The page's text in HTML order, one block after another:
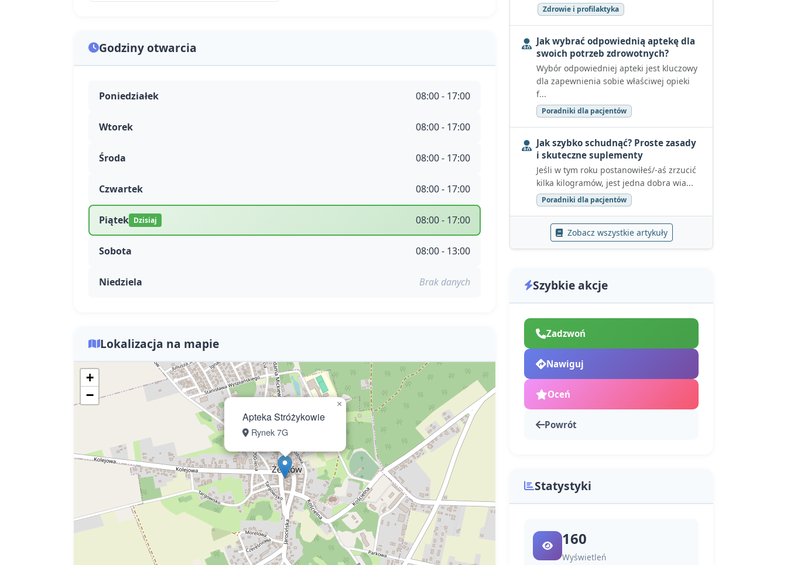
Godziny otwarcia
Poniedziałek 08:00 - 17:00
Wtorek 08:00 - 17:00
Środa 08:00 - 17:00
Czwartek 08:00 - 17:00
Piątek Dzisiaj 08:00 - 17:00
Sobota 08:00 - 13:00
Niedziela Brak danych
Lokalizacja na mapie
Apteka Stróżykowie
Rynek 7G
×
+
−
Zdrowie i profilaktyka
Jak wybrać odpowiednią aptekę dla
swoich potrzeb zdrowotnych?
Wybór odpowiedniej apteki jest kluczowy
dla zapewnienia sobie właściwej opieki
f...
Poradniki dla pacjentów
Jak szybko schudnąć? Proste zasady
i skuteczne suplementy
Jeśli w tym roku postanowiłeś/-aś zrzucić
kilka kilogramów, jest jedna dobra wia...
Poradniki dla pacjentów
Zobacz wszystkie artykuły
Szybkie akcje
Zadzwoń
Nawiguj
Oceń
Powrót
Statystyki
160
Wyświetleń